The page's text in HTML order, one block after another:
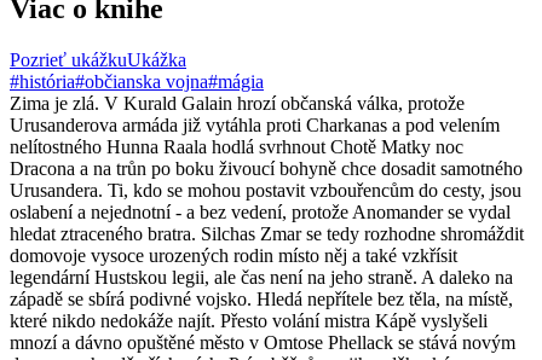
Viac o knihe
Pozrieť ukážkuUkážka
#história#občianska vojna#mágia
Zima je zlá. V Kurald Galain hrozí občanská válka, protože
Urusanderova armáda již vytáhla proti Charkanas a pod velením
nelítostného Hunna Raala hodlá svrhnout Chotě Matky noc
Dracona a na trůn po boku živoucí bohyně chce dosadit samotného
Urusandera. Ti, kdo se mohou postavit vzbouřencům do cesty, jsou
oslabení a nejednotní - a bez vedení, protože Anomander se vydal
hledat ztraceného bratra. Silchas Zmar se tedy rozhodne shromáždit
domovoje vysoce urozených rodin místo něj a také vzkřísit
legendární Hustskou legii, ale čas není na jeho straně. A daleko na
západě se sbírá podivné vojsko. Hledá nepřítele bez těla, na místě,
které nikdo nedokáže najít. Přesto volání mistra Kápě vyslyšeli
mnozí a dávno opuštěné město v Omtose Phellack se stává novým